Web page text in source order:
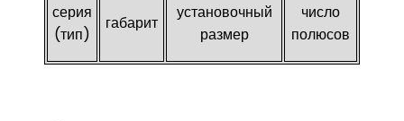
серия
(тип)
габарит
установочный
размер
число
полюсов